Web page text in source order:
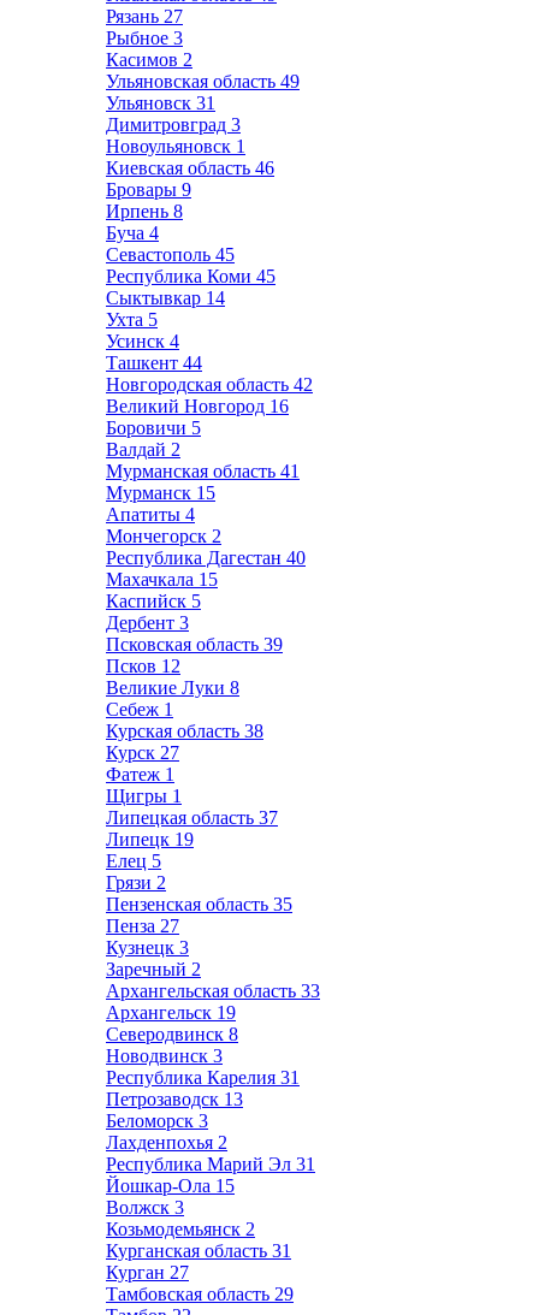
Рязань 27
Рыбное 3
Касимов 2
Ульяновская область 49
Ульяновск 31
Димитровград 3
Новоульяновск 1
Киевская область 46
Бровары 9
Ирпень 8
Буча 4
Севастополь 45
Республика Коми 45
Сыктывкар 14
Ухта 5
Усинск 4
Ташкент 44
Новгородская область 42
Великий Новгород 16
Боровичи 5
Валдай 2
Мурманская область 41
Мурманск 15
Апатиты 4
Мончегорск 2
Республика Дагестан 40
Махачкала 15
Каспийск 5
Дербент 3
Псковская область 39
Псков 12
Великие Луки 8
Себеж 1
Курская область 38
Курск 27
Фатеж 1
Щигры 1
Липецкая область 37
Липецк 19
Елец 5
Грязи 2
Пензенская область 35
Пенза 27
Кузнецк 3
Заречный 2
Архангельская область 33
Архангельск 19
Северодвинск 8
Новодвинск 3
Республика Карелия 31
Петрозаводск 13
Беломорск 3
Лахденпохья 2
Республика Марий Эл 31
Йошкар-Ола 15
Волжск 3
Козьмодемьянск 2
Курганская область 31
Курган 27
Тамбовская область 29